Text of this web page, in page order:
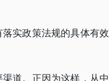
实政策法规的具体有效
道。正因为这样，从中